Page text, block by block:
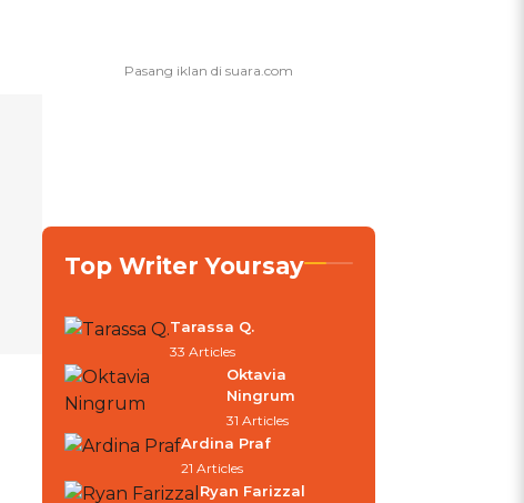
Top Writer Yoursay
Tarassa Q.
33 Articles
Oktavia
Ningrum
31 Articles
Ardina Praf
21 Articles
Ryan Farizzal